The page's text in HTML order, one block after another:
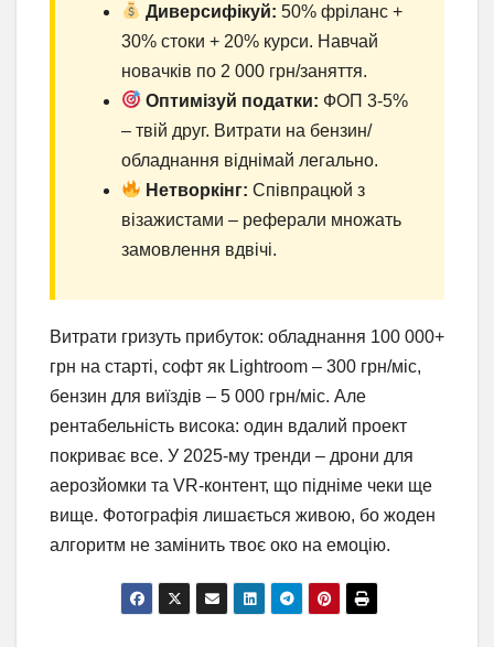
Диверсифікуй: 50% фріланс +
30% стоки + 20% курси. Навчай
новачків по 2 000 грн/заняття.
Оптимізуй податки: ФОП 3-5%
– твій друг. Витрати на бензин/
обладнання віднімай легально.
Нетворкінг: Співпрацюй з
візажистами – реферали множать
замовлення вдвічі.
Витрати гризуть прибуток: обладнання 100 000+
грн на старті, софт як Lightroom – 300 грн/міс,
бензин для виїздів – 5 000 грн/міс. Але
рентабельність висока: один вдалий проект
покриває все. У 2025-му тренди – дрони для
аерозйомки та VR-контент, що підніме чеки ще
вище. Фотографія лишається живою, бо жоден
алгоритм не замінить твоє око на емоцію.